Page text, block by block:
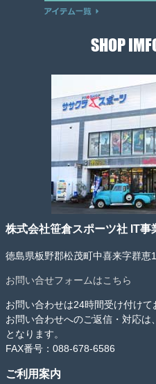
SHOP
株式会社笹倉スポーツ社 IT事
徳島県板野郡松茂町中喜来字群恵
お問い合せフォームはこちら
お問い合わせは24時間受け付けて
お問い合わせへのご返信・対応は
となります。
FAX番号：088-678-6586
ご利用案内